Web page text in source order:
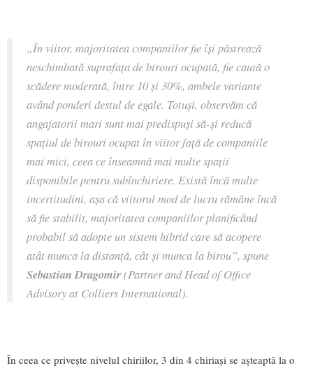
„În viitor, majoritatea companiilor fie își păstrează
neschimbată suprafața de birouri ocupată, fie caută o
scădere moderată, între 10 și 30%, ambele variante
având ponderi destul de egale. Totuși, observăm că
angajatorii mari sunt mai predispuși să-și reducă
spațiul de birouri ocupat în viitor față de companiile
mai mici, ceea ce înseamnă mai multe spații
disponibile pentru subînchiriere. Există încă multe
incertitudini, așa că viitorul mod de lucru rămâne încă
să fie stabilit, majoritatea companiilor planificând
probabil să adopte un sistem hibrid care să acopere
atât munca la distanță, cât și munca la birou”, spune
Sebastian Dragomir(Partner and Head of Office
Advisory at Colliers International).
În ceea ce privește nivelul chiriilor, 3 din 4 chiriași se așteaptă la o